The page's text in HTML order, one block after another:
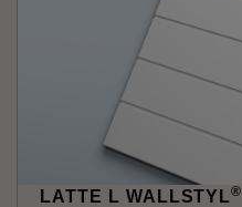
LATTE L WALLSTYL®